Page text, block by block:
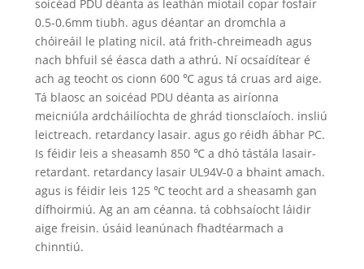
soicéad PDU déanta as leathán miotail copar fosfair
0.5-0.6mm tiubh. agus déantar an dromchla a
chóireáil le plating nicil. atá frith-chreimeadh agus
nach bhfuil sé éasca dath a athrú. Ní ocsaídítear é
ach ag teocht os cionn 600 ℃ agus tá cruas ard aige.
Tá blaosc an soicéad PDU déanta as airíonna
meicniúla ardcháilíochta de ghrád tionsclaíoch. insliú
leictreach. retardancy lasair. agus go réidh ábhar PC.
Is féidir leis a sheasamh 850 ℃ a dhó tástála lasair-
retardant. retardancy lasair UL94V-0 a bhaint amach.
agus is féidir leis 125 ℃ teocht ard a sheasamh gan
dífhoirmiú. Ag an am céanna. tá cobhsaíocht láidir
aige freisin. úsáid leanúnach fhadtéarmach a
chinntiú.